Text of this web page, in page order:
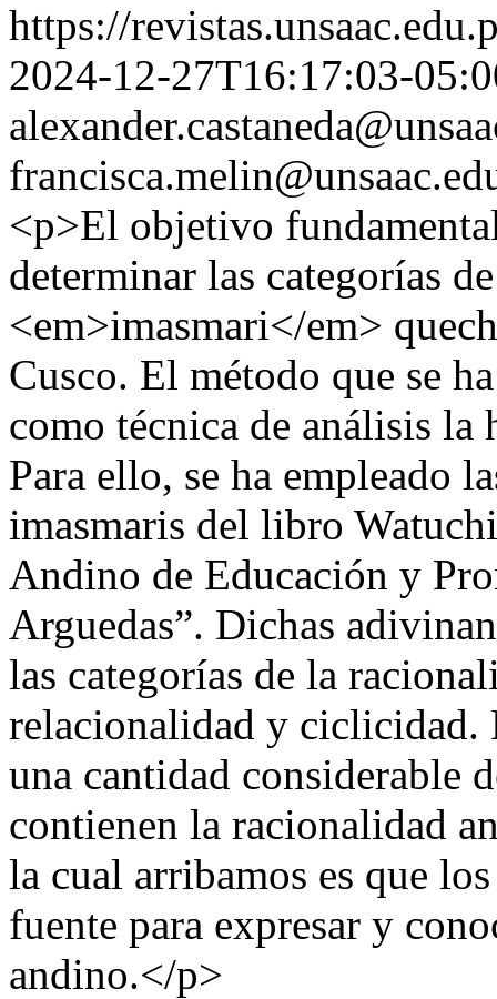
https://
2024-12-27T16:17:03-
<p>El objetivo
determinar las categorías
<em>imasmari</em>
Cusco. El método que se
como técnica de análisis
Para ello, se ha empleado
imasmaris del libro
Andino de Educación y
Arguedas”. Dichas
las categorías de la
relacionalidad y ciclicidad.
una cantidad considerable
contienen la racionalidad
la cual arribamos es que
fuente para expresar y
andino.</p>